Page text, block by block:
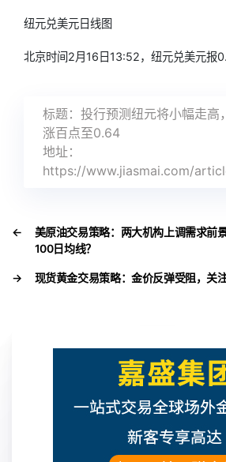
纽元兑美元日线图
北京时间2月16日13:52， 纽元兑美元报
标题：投行预测纽元将小幅走高
涨百点至0.64
地址：
https://www.jiasmai.com/
←
美原油交易策略：两大机构上调需求前
100日均线？
→ 现货黄金交易策略：金价反弹受阻，关